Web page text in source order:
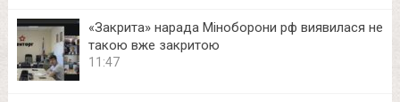
«Закрита» нарада Міноборони рф виявилася не
такою вже закритою
11:47